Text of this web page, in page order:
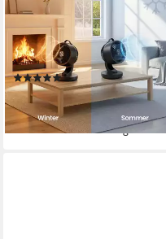
Timer
3 Geschwindigkeitsstufen
70° horizontal, 70° vertikal Verstellbarkeit
Fernbedienung, Drucktasten
Bedienung
(58)
99,99 € UVP123,99 €
-19%
lieferbar - in 3-4 Werktagen bei dir